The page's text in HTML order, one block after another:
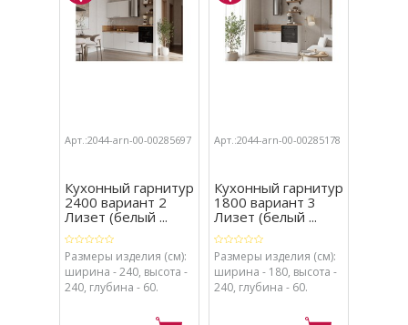
Арт.:2044-arn-00-00285697
Кухонный гарнитур
2400 вариант 2
Лизет (белый ...
Размеры изделия (см):
ширина - 240, высота -
240, глубина - 60.
Арт.:2044-arn-00-00285178
Кухонный гарнитур
1800 вариант 3
Лизет (белый ...
Размеры изделия (см):
ширина - 180, высота -
240, глубина - 60.